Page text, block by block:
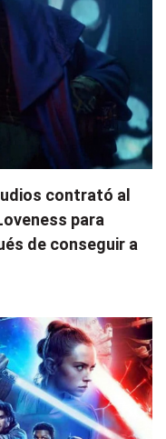
contrató al
para
de conseguir a